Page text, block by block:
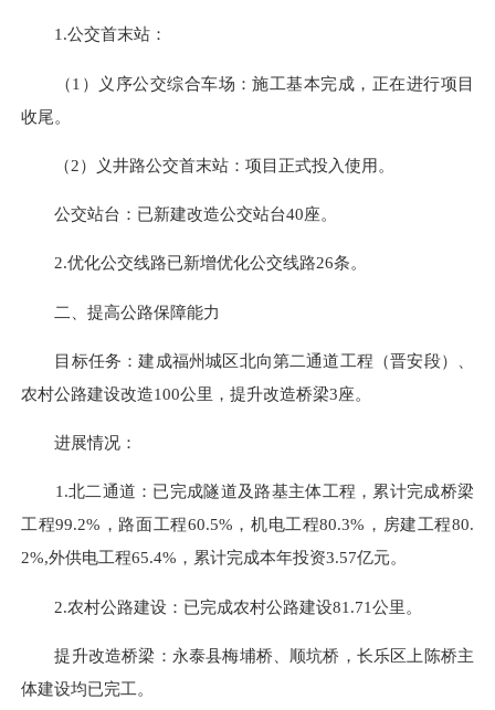
1.公交首末站：
（1）义序公交综合车场：施工基本完成 ， 正在进行项目
收尾。
（2）义井路公交首末站： 项目正式投入使用。
公交站台：已新建改造公交站台40座。
2.优化公交线路已新增优化公交线路26条。
二、 提高公路保障能力
目标任务：建成福州城区北向第二通道工程（晋安段）、
农村公路建设改造100公里，提升改造桥梁3座。
进展情况：
1.北二通道： 已完成隧道及路基主体工程，累计完成桥梁
工程99.2%，路面工程60.5%，机电工程80.3%，房建工程80.
2%,外供电工程65.4%，累计完成本年投资3.57亿元。
2.农村公路建设： 已完成农村公路建设81.71公里。
提升改造桥梁： 永泰县梅埔桥、顺坑桥，长乐区上陈桥主
体建设均已完工。